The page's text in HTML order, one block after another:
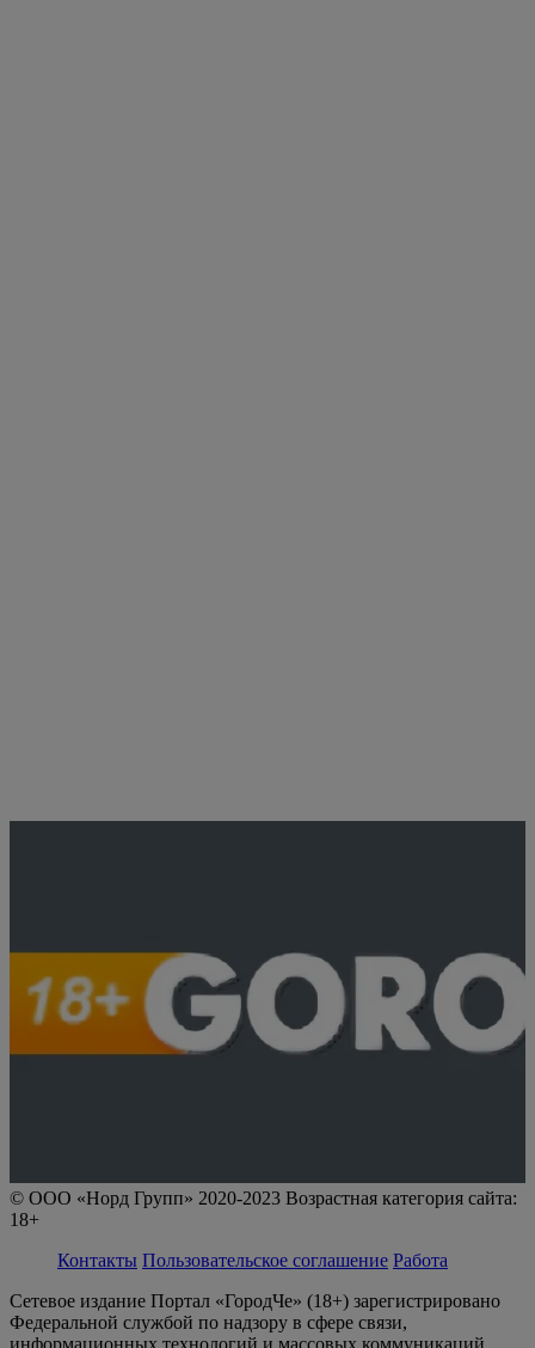
© ООО «Норд Групп» 2020-2023 Возрастная категория сайта:
18+
Контакты Пользовательское соглашение Работа
Сетевое издание Портал «ГородЧе» (18+) зарегистрировано
Федеральной службой по надзору в сфере связи,
информационных технологий и массовых коммуникаций